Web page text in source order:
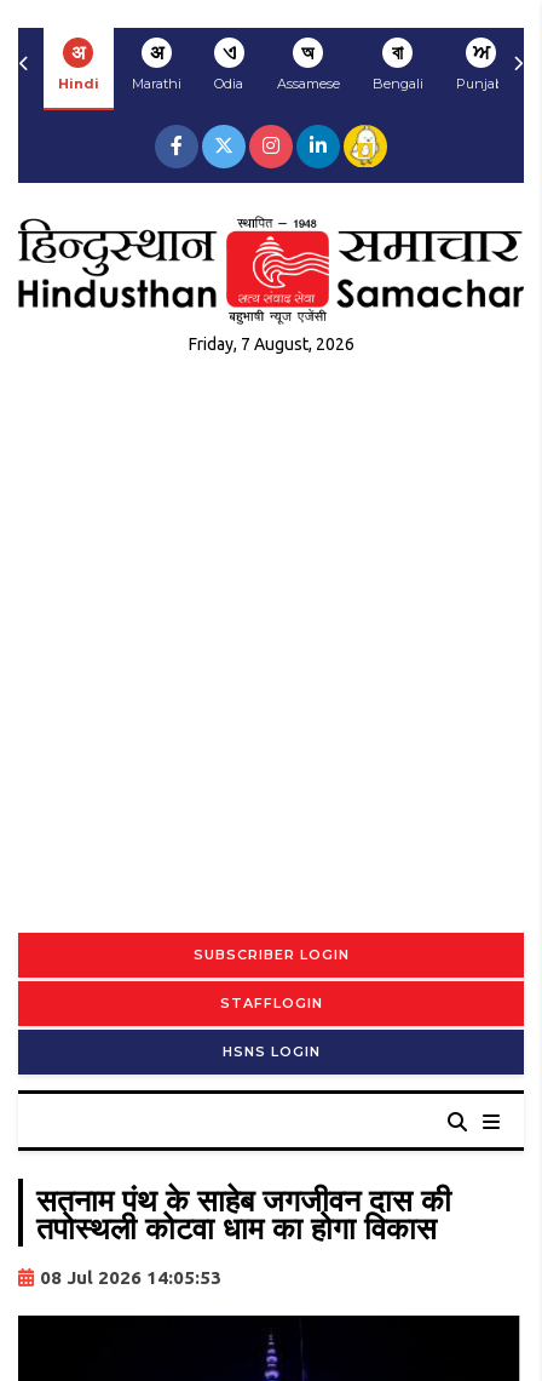
अ
Hindi
अ
Marathi
ଏ
Odia
অ
Assamese
বা
Bengali
ਅ
Punjabi
Friday, 7 August, 2026
SUBSCRIBER LOGIN
STAFFLOGIN
HSNS LOGIN
सतनाम पंथ के साहेब जगजीवन दास की
तपोस्थली कोटवा धाम का होगा विकास
08 Jul 2026 14:05:53